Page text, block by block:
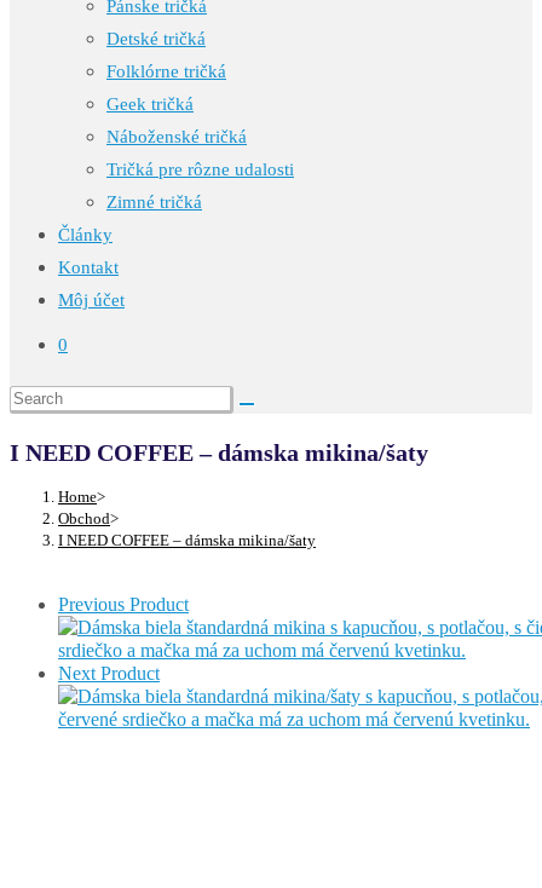
Pánske tričká
Detské tričká
Folklórne tričká
Geek tričká
Náboženské tričká
Tričká pre rôzne udalosti
Zimné tričká
Články
Kontakt
Môj účet
0
I NEED COFFEE – dámska mikina/šaty
Home>
Obchod>
I NEED COFFEE – dámska mikina/šaty
Previous Product
Next Product